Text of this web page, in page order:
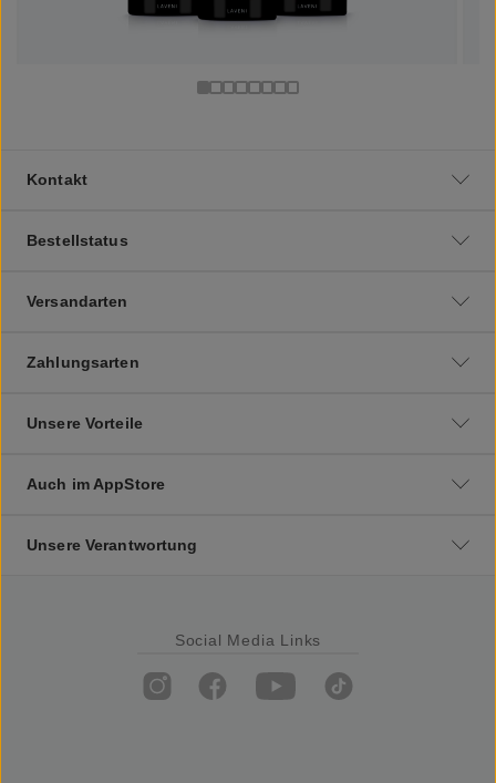
Kontakt
Bestellstatus
Versandarten
Zahlungsarten
Unsere Vorteile
Auch im AppStore
Unsere Verantwortung
Social Media Links